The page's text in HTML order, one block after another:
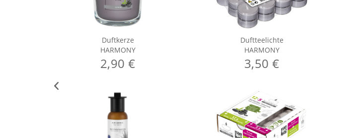
Duftkerze
HARMONY
2,90 €
Duftteelichte
HARMONY
3,50 €